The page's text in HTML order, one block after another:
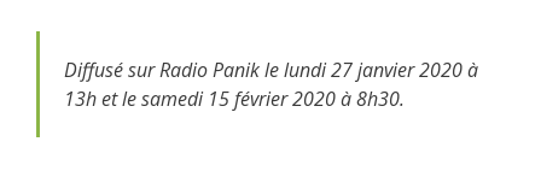
Diffusé sur Radio Panik le lundi 27 janvier 2020 à
13h et le samedi 15 février 2020 à 8h30.